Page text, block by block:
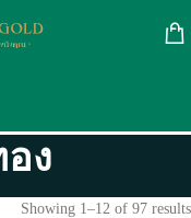
ง
Showing 1–12 of 97 results